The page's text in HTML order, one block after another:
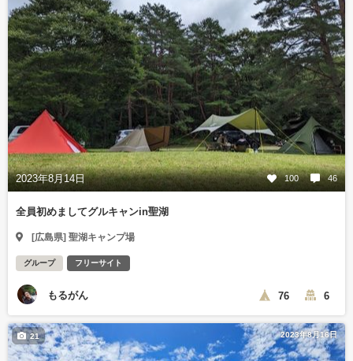
2023年8月14日 100 46
全員初めましてグルキャンin聖湖
[広島県] 聖湖キャンプ場
グループ フリーサイト
もるがん 76 6
2023年8月16日
21